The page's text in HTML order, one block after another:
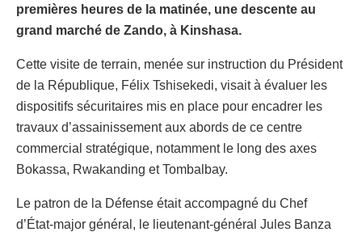
premières heures de la matinée, une descente au
grand marché de Zando, à Kinshasa.
Cette visite de terrain, menée sur instruction du Président
de la République, Félix Tshisekedi, visait à évaluer les
dispositifs sécuritaires mis en place pour encadrer les
travaux d’assainissement aux abords de ce centre
commercial stratégique, notamment le long des axes
Bokassa, Rwakanding et Tombalbay.
Le patron de la Défense était accompagné du Chef
d’État-major général, le lieutenant-général Jules Banza